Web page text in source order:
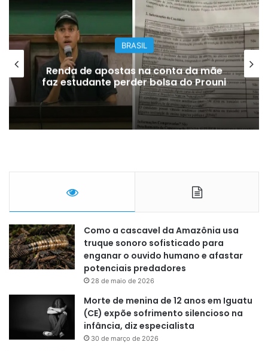
BRASIL
Renda de apostas na conta da mãe
faz estudante perder bolsa do Prouni
Como a cascavel da Amazônia usa
truque sonoro sofisticado para
enganar o ouvido humano e afastar
potenciais predadores
28 de maio de 2026
Morte de menina de 12 anos em Iguatu
(CE) expõe sofrimento silencioso na
infância, diz especialista
30 de março de 2026